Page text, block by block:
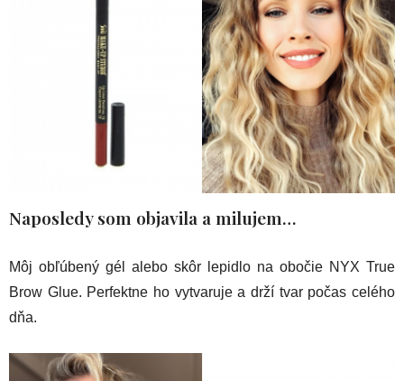
Naposledy som objavila a milujem…
Môj obľúbený gél alebo skôr lepidlo na obočie NYX True
Brow Glue. Perfektne ho vytvaruje a drží tvar počas celého
dňa.